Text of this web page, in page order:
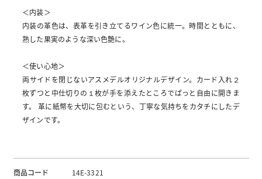
＜内装＞
内装の革色は、表革を引き立てるワイン色に統一。時間とともに、
熟した果実のような深い色艶に。
＜使い心地＞
両サイドを閉じないアスメデルオリジナルデザイン。カード入れ２
枚ずつと中仕切りの１枚が手を添えたところでぱっと自由に開きま
す。 革に紙幣を大切に包むという、丁寧な気持ちをカタチにしたデ
ザインです。
商品コード 14E-3321